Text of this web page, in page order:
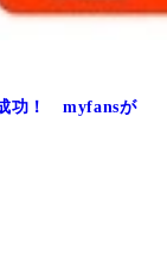
功！ myfansが